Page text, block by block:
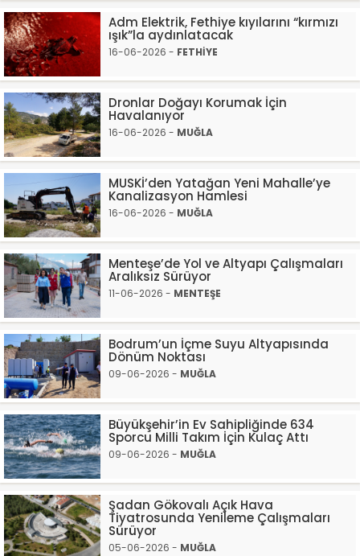
Adm Elektrik, Fethiye kıyılarını “kırmızı
ışık”la aydınlatacak
16-06-2026 - FETHİYE
Dronlar Doğayı Korumak İçin
Havalanıyor
16-06-2026 - MUĞLA
MUSKİ’den Yatağan Yeni Mahalle’ye
Kanalizasyon Hamlesi
16-06-2026 - MUĞLA
Menteşe’de Yol ve Altyapı Çalışmaları
Aralıksız Sürüyor
11-06-2026 - MENTEŞE
Bodrum’un İçme Suyu Altyapısında
Dönüm Noktası
09-06-2026 - MUĞLA
Büyükşehir’in Ev Sahipliğinde 634
Sporcu Milli Takım İçin Kulaç Attı
09-06-2026 - MUĞLA
Şadan Gökovalı Açık Hava
Tiyatrosunda Yenileme Çalışmaları
Sürüyor
05-06-2026 - MUĞLA